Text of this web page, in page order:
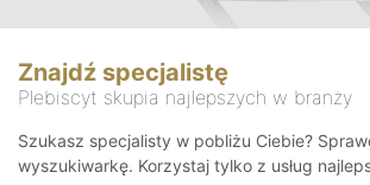
Znajdź specjalistę
Plebiscyt skupia najlepszych w branży
Szukasz specjalisty w pobliżu Ciebie?
wyszukiwarkę. Korzystaj tylko z usług